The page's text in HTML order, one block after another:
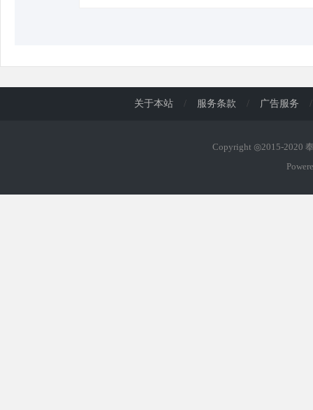
关于本站 / 服务条款 / 广告服务 /
Copyright ◎2015-2020